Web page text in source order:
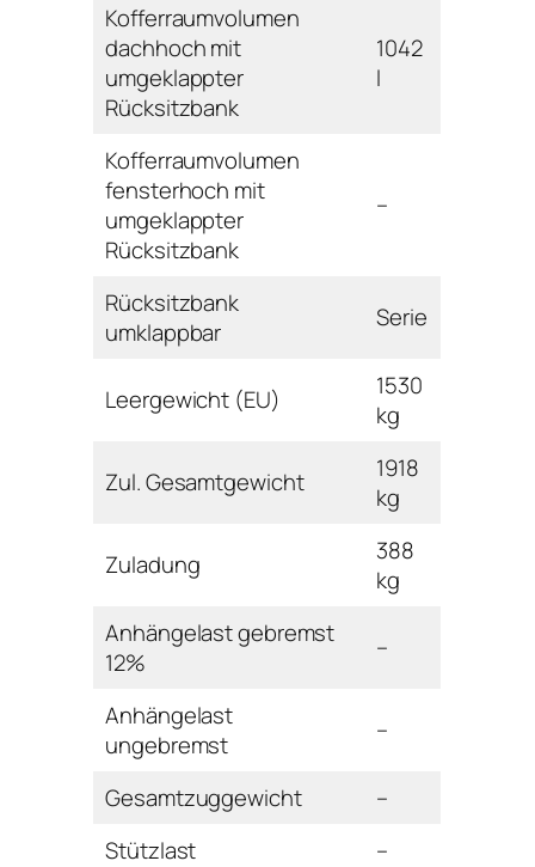
Kofferraumvolumen
dachhoch mit
umgeklappter
Rücksitzbank
1042
l
Kofferraumvolumen
fensterhoch mit
umgeklappter
Rücksitzbank
–
Rücksitzbank
umklappbar
Serie
Leergewicht (EU)
1530
kg
Zul. Gesamtgewicht
1918
kg
Zuladung
388
kg
Anhängelast gebremst
12%
–
Anhängelast
ungebremst
–
Gesamtzuggewicht
–
Stützlast
–